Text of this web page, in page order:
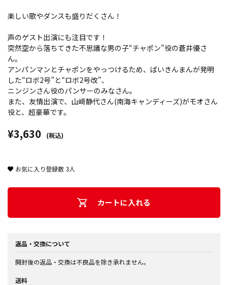
楽しい歌やダンスも盛りだくさん！
声のゲスト出演にも注目です！
突然空から落ちてきた不思議な男の子“チャポン”役の蒼井優さ
ん。
アンパンマンとチャポンをやっつけるため、ばいきんまんが発明
した“ロボ2号”と“ロボ2号改”、
ニンジンさん役のパンサーのみなさん。
また、友情出演で、山﨑静代さん(南海キャンディーズ)がモオさん
役と、超豪華です。
¥3,630 (税込)
お気に入り登録数3人
カートに入れる
返品・交換について
開封後の返品・交換は不良品を除き承れません。
送料